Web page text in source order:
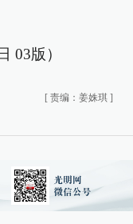
03版）
[ 责编：姜姝琪 ]